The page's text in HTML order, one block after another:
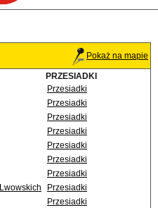
Pokaż na mapie
PRZESIADKI
Przesiadki
Przesiadki
Przesiadki
Przesiadki
Przesiadki
Przesiadki
Przesiadki
Przesiadki
Przesiadki